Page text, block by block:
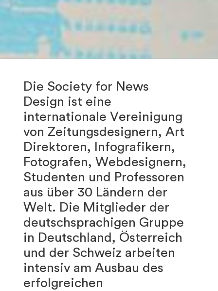
Die Society for News
Design ist eine
internationale Vereinigung
von Zeitungsdesignern, Art
Direktoren, Infografikern,
Fotografen, Webdesignern,
Studenten und Professoren
aus über 30 Ländern der
Welt. Die Mitglieder der
deutschsprachigen Gruppe
in Deutschland, Österreich
und der Schweiz arbeiten
intensiv am Ausbau des
erfolgreichen